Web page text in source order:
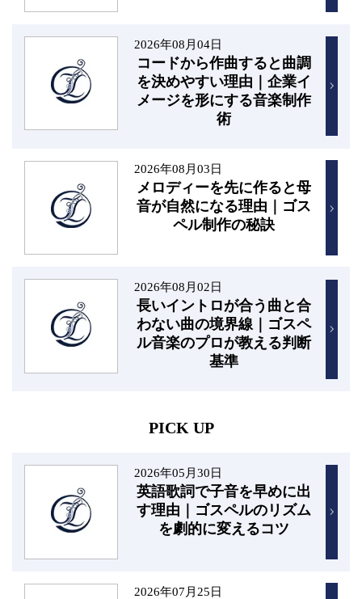
2026年08月04日
コードから作曲すると曲調
を決めやすい理由｜企業イ
メージを形にする音楽制作
術
2026年08月03日
メロディーを先に作ると母
音が自然になる理由｜ゴス
ペル制作の秘訣
2026年08月02日
長いイントロが合う曲と合
わない曲の境界線｜ゴスペ
ル音楽のプロが教える判断
基準
PICK UP
2026年05月30日
英語歌詞で子音を早めに出
す理由｜ゴスペルのリズム
を劇的に変えるコツ
2026年07月25日